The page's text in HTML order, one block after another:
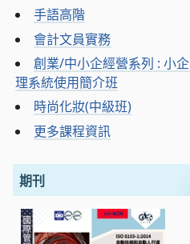
手語高階
會計文員實務
創業/中小企經營系列 : 小
理系統使用簡介班
時尚化妝(中級班)
更多課程資訊
期刊